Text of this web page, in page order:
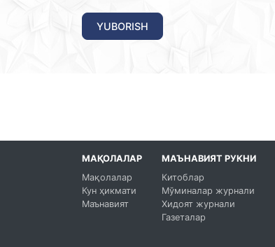
YUBORISH
МАҚОЛАЛАР
Мақолалар
Кун ҳикмати
Маънавият
МАЪНАВИЯТ РУКНИ
Китоблар
Мўминалар журнали
Хидоят журнали
Газеталар